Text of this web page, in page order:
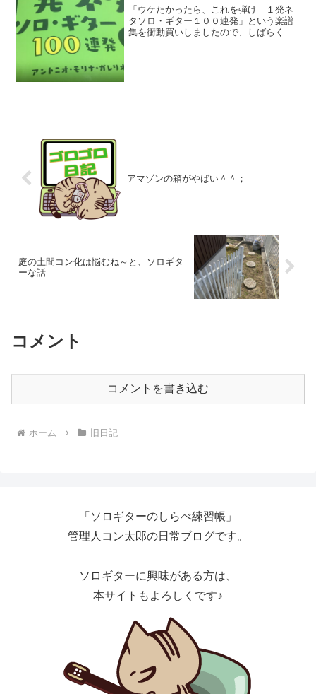
「ウケたかったら、これを弾け １発ネ
タソロ・ギター１００連発」という楽譜
集を衝動買いしましたので、しばらくこ
アマゾンの箱がやばい＾＾；
庭の土間コン化は悩むね～と、ソロギタ
ーな話
コメント
コメントを書き込む
ホーム 旧日記
「ソロギターのしらべ練習帳」
管理人コン太郎の日常ブログです。
ソロギターに興味がある方は、
本サイトもよろしくです♪